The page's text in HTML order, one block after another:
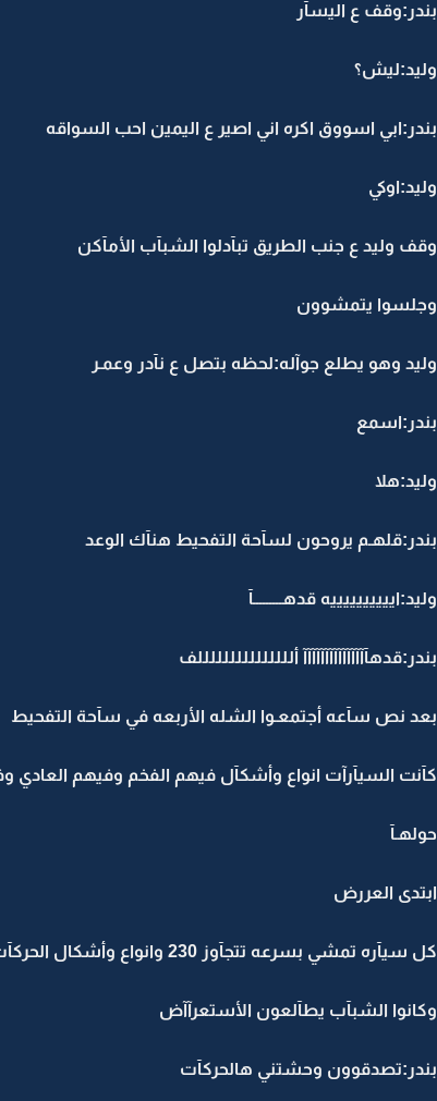
بندر:وقف ع اليسآر
وليد:ليش؟
بندر:ابي اسووق اكره اني اصير ع اليمين احب السواقه
وليد:اوكي
وقف وليد ع جنب الطريق تبآدلوا الشبآب الأمآكن
وجلسوا يتمشوون
وليد وهو يطلع جوآله:لحظه بتصل ع نآدر وعمـر
بندر:اسمع
وليد:هلا
بندر:قلهـم يروحون لسآحة التفحيط هنآك الوعد
وليد:اييييييييييه قدهـــــــــآ
بندر:قدهآآآآآآآآآآآآآآآ ألللللللللللللللف
بعد نص سآعه أجتمعـوا الشله الأربعه في سآحة التفحيط
كآنت السيآرآت انواع وأشكآل فيهم الفخم وفيهم
حولهـآ
ابتدى العررض
كل سيآره تمشي بسرعه تتجآوز 230 وانواع وأشكال الحركآت
وكانوا الشبآب يطآلعون الأستعرآآض
بندر:تصدقوون وحشتني هالحركآت